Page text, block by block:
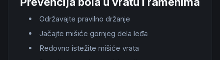
Održavajte pravilno držanje
Jačajte mišiće gornjeg dela leđa
Redovno istežite mišiće vrata